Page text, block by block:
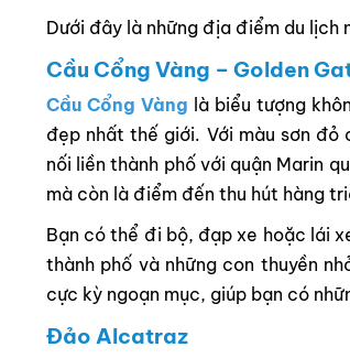
Dưới đây là những địa điểm du lịch
Cầu Cổng Vàng – Golden
Cầu Cổng Vàng là biểu tượng
đẹp nhất thế giới. Với màu sơn
nối liền thành phố với quận Marin
mà còn là điểm đến thu hút hàng
Bạn có thể đi bộ, đạp xe hoặc lái
thành phố và những con thuyền
cực kỳ ngoạn mục, giúp bạn có
Đảo Alcatraz